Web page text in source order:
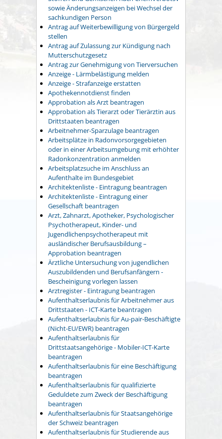
sowie Änderungsanzeigen bei Wechsel der
sachkundigen Person
Antrag auf Weiterbewilligung von Bürgergeld
stellen
Antrag auf Zulassung zur Kündigung nach
Mutterschutzgesetz
Antrag zur Genehmigung von Tierversuchen
Anzeige - Lärmbelästigung melden
Anzeige - Strafanzeige erstatten
Apothekennotdienst finden
Approbation als Arzt beantragen
Approbation als Tierarzt oder Tierärztin aus
Drittstaaten beantragen
Arbeitnehmer-Sparzulage beantragen
Arbeitsplätze in Radonvorsorgegebieten
oder in einer Arbeitsumgebung mit erhöhter
Radonkonzentration anmelden
Arbeitsplatzsuche im Anschluss an
Aufenthalte im Bundesgebiet
Architektenliste - Eintragung beantragen
Architektenliste - Eintragung einer
Gesellschaft beantragen
Arzt, Zahnarzt, Apotheker, Psychologischer
Psychotherapeut, Kinder- und
Jugendlichenpsychotherapeut mit
ausländischer Berufsausbildung –
Approbation beantragen
Ärztliche Untersuchung von jugendlichen
Auszubildenden und Berufsanfängern -
Bescheinigung vorlegen lassen
Arztregister - Eintragung beantragen
Aufenthaltserlaubnis für Arbeitnehmer aus
Drittstaaten - ICT-Karte beantragen
Aufenthaltserlaubnis für Au-pair-Beschäftigte
(Nicht-EU/EWR) beantragen
Aufenthaltserlaubnis für
Drittstaatsangehörige - Mobiler-ICT-Karte
beantragen
Aufenthaltserlaubnis für eine Beschäftigung
beantragen
Aufenthaltserlaubnis für qualifizierte
Geduldete zum Zweck der Beschäftigung
beantragen
Aufenthaltserlaubnis für Staatsangehörige
der Schweiz beantragen
Aufenthaltserlaubnis für Studierende aus